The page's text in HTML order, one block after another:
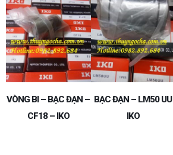
VÒNG BI – BẠC ĐẠN –
CF18 – IKO
BẠC ĐẠN – LM50 UU
IKO